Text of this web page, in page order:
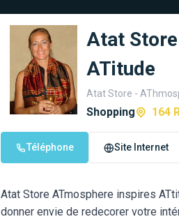
Atat
ATitude
Atat Store -
Shopping 164
Téléphone Site Internet
Atat Store ATmosphere inspires
donner envie de redecorer votre